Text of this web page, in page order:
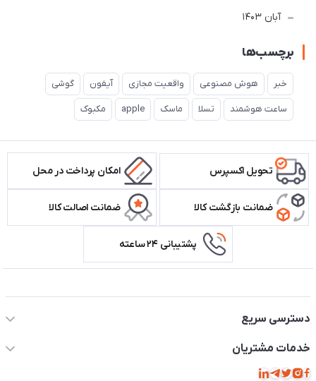
آبان 1403
برچسب‌ها
خبر هوش مصنوعی واقعیت مجازی آیفون گوشی
ساعت هوشمند تسلا ماسک apple مکبوک
تحویل اکسپرس امکان پرداخت در محل
ضمانت بازگشت کالا ضمانت اصالت کالا
پشتیبانی ۲۴ ساعته
دسترسی سریع
حساب کاربری
مجله فروشگاه
خدمات مشتریان
قوانین و مقررات